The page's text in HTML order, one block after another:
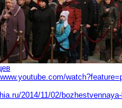
2014/11/02/